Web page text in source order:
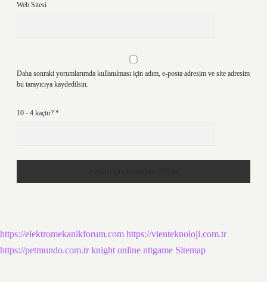
Web Sitesi
Daha sonraki yorumlarımda kullanılması için adım, e-posta adresim ve site adresim
bu tarayıcıya kaydedilsin.
10 - 4 kaçtır? *
https://elektromekanikforum.com https://vienteknoloji.com.tr
https://petmundo.com.tr knight online nttgame Sitemap